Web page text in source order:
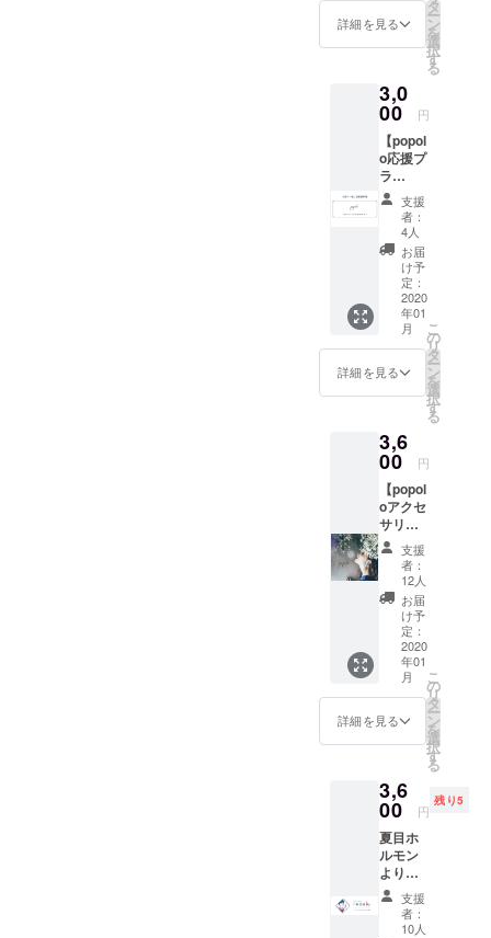
まうかもし
そんなタイ
ルなどの良
さを新しい
知ってもら
おうという
想いで商品
を作成して
います。
美濃焼タイ
ルは岐阜県
にある
窯元より直
接仕入れし
ているた
め、
余分な仲介
業者をはさ
め、
この価格と
品質を保っ
実現できて
います。
ンコー
ドをプ
ロジェ
了後に
お伝え
いたし
ます！
ネット
ショッ
プでの
ご購入
に抵抗
がなけ
れば、
かなり
お得な
リター
ンです
★
詳細を見る
タ
ー
ン
を
選
択
す
る
3,0
00 円
【popol
o応援プ
ラ
ン！】
台湾に
飾る横
断幕
に、お
名前を
記載さ
せてい
ただき
ま
す！！
いっ
しょに
行った
気持ち
でご支
援頂け
ると嬉
しいで
す！！
＊お名
前はこ
ちらで
記載し
ます。
支援
時、必
ず備考
欄にて
ご希望
くださ
い。
（個人
名、
ニック
ネー
ム、法
人や企
業名も
支援
者：
4人
お届
け予
定：
2020
年01
月
詳細を見る
こ
の
リ
タ
ー
ン
を
選
択
す
る
3,6
00 円
【popol
oアクセ
サリー
+応援プ
ラ
ン！】
popolo
のアク
セサ
リー１
点と、
横断幕
に名前
を書く
プラン
になり
アクセ
サリー
は、ピ
アスor
イヤリ
ングに
なりま
す。 さ
らに台
支援
者：
12人
お届
け予
定：
2020
年01
月
詳細を見る
こ
の
リ
タ
ー
ン
を
選
択
す
る
3,6
00 円
残り5
夏目ホ
ルモン
よりか
んちゃ
ん下味
冷凍kit
支援
者：
10人